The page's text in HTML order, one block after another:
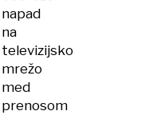
napad
na
televizijsko
mrežo
med
prenosom